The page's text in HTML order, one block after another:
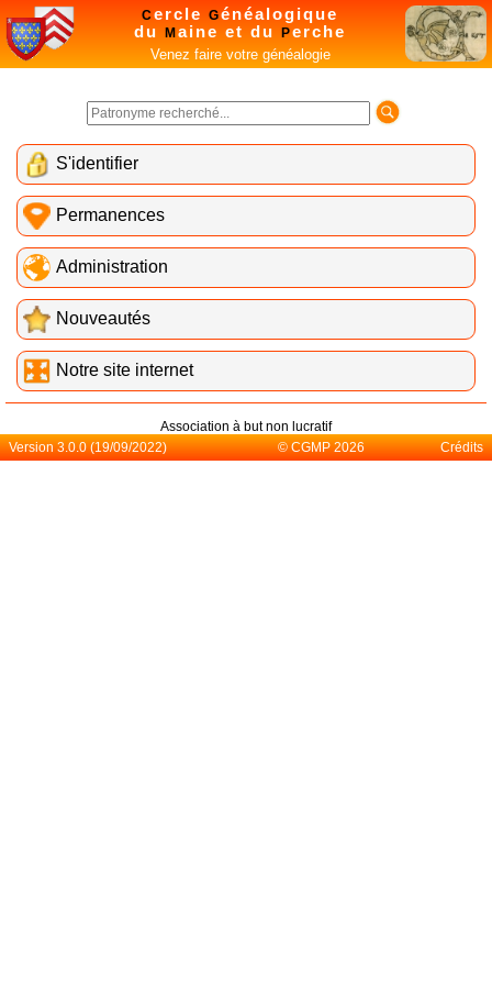
Cercle Généalogique
du
M aine et du Perche
Venez faire votre généalogie
S'identifier
Permanences
Administration
Nouveautés
Notre site internet
Association à but non lucratif
Version 3.0.0 (19/09/2022)
© CGMP 2026 Crédits